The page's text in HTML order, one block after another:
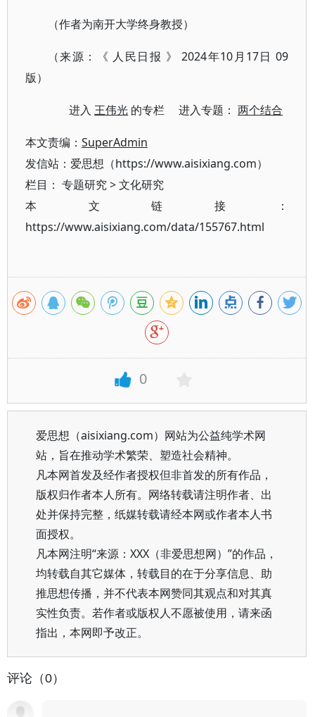
（作者为南开大学终身教授）
（来源：《 人民日报 》 2024年10月17日 09
版）
进入王伟光 的专栏 进入专题：两个结合
本文责编： SuperAdmin
发信站：爱思想（https://www.aisixiang.com）
栏目： 专题研究>文化研究
本文链接：
https://www.aisixiang.com/data/155767.html
0
爱思想（aisixiang.com）网站为公益纯学术网
站，旨在推动学术繁荣、塑造社会精神。
凡本网首发及经作者授权但非首发的所有作品，
版权归作者本人所有。网络转载请注明作者、出
处并保持完整，纸媒转载请经本网或作者本人书
面授权。
凡本网注明“来源：XXX（非爱思想网）”的作品，
均转载自其它媒体，转载目的在于分享信息、助
推思想传播，并不代表本网赞同其观点和对其真
实性负责。若作者或版权人不愿被使用，请来函
指出，本网即予改正。
评论（0）